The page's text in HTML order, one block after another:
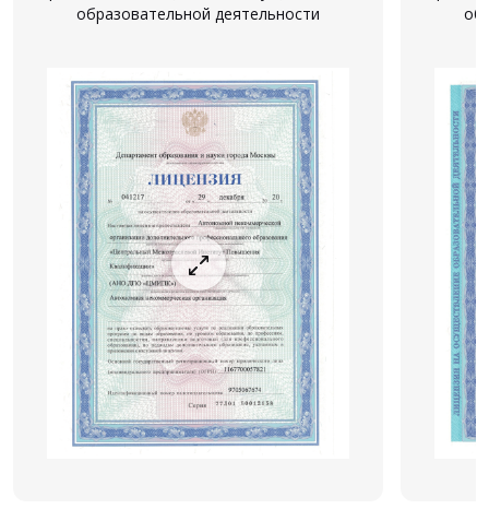
образовательной деятельности